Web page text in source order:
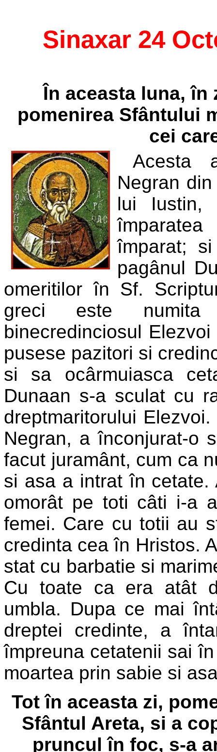
Sinaxar 24
În aceasta luna, în
pomenirea Sfântului
cei
Acesta
Negran
lui
împarat;
pagânul
omeritilor în Sf.
greci este numita
binecredinciosul
pusese pazitori si
si sa ocârmuiasca
Dunaan s-a sculat cu
dreptmaritorului
Negran, a înconjurat-o
facut juramânt, cum ca
si asa a intrat în cetate.
omorât pe toti câti i-a
femei. Care cu totii au
credinta cea în Hristos.
stat cu barbatie si
Cu toate ca era atât
umbla. Dupa ce mai
dreptei credinte, a
împreuna cetatenii sai
moartea prin sabie si
Tot în aceasta zi,
Sfântul Areta, si a
pruncul în foc, s-a